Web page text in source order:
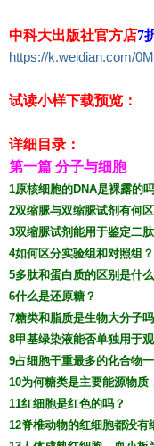
中科大出版社官方店7
https://k.weidian.com/
试读小样下载预览：
详细目录：
第一篇 分子与细胞
1原核细胞的DNA是裸露的
2双缩脲与双缩脲试剂有何
3双缩脲试剂能用于鉴定二
4如何区分实验组和对照组？
5多肽和蛋白质的区别是什
6什么是还原糖？
7糖类和脂质是生物大分子吗
8甲基绿染液能否单独用于
9占细胞干重最多的化合物
10为何糖类是主要能源物质
11红细胞是红色的吗？
12脊椎动物的红细胞都没有